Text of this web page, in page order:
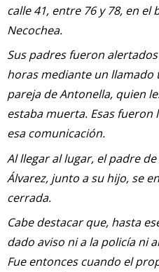
calle 41, entre 76 y 78, en
Necochea.
Sus padres fueron
horas mediante un
pareja de Antonella, quien
estaba muerta. Esas fueron
esa comunicación.
Al llegar al lugar, el padre
Álvarez, junto a su hijo, se
cerrada.
Cabe destacar que, hasta
dado aviso ni a la policía ni
Fue entonces cuando el